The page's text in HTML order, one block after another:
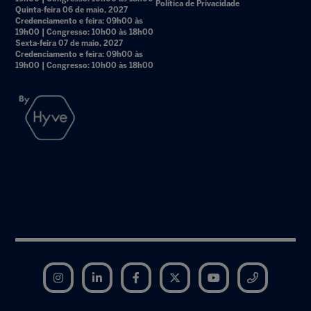
Quinta-feira 06 de maio, 2027
Credenciamento e feira: 09h00 às
19h00 | Congresso: 10h00 às 18h00
Sexta-feira 07 de maio, 2027
Credenciamento e feira: 09h00 às
19h00 | Congresso: 10h00 às 18h00
Política de Privacidade
Instagram LinkedIn Facebook Twitter YouTube